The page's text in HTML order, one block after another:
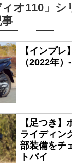
オ110」シ
【インプレ
（2022年
【足つき】
ライディン
部装備をチ
トバイ